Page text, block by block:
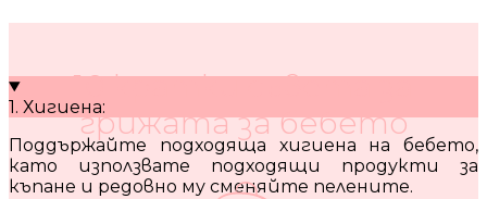
10 кратки съвета за
грижата за бебето
1. Хигиена:
Поддържайте подходяща хигиена на бебето,
като използвате подходящи продукти за
къпане и редовно му сменяйте пелените.